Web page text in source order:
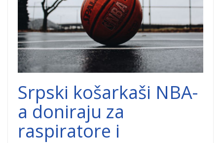
Srpski košarkaši NBA-
a doniraju za
raspiratore i